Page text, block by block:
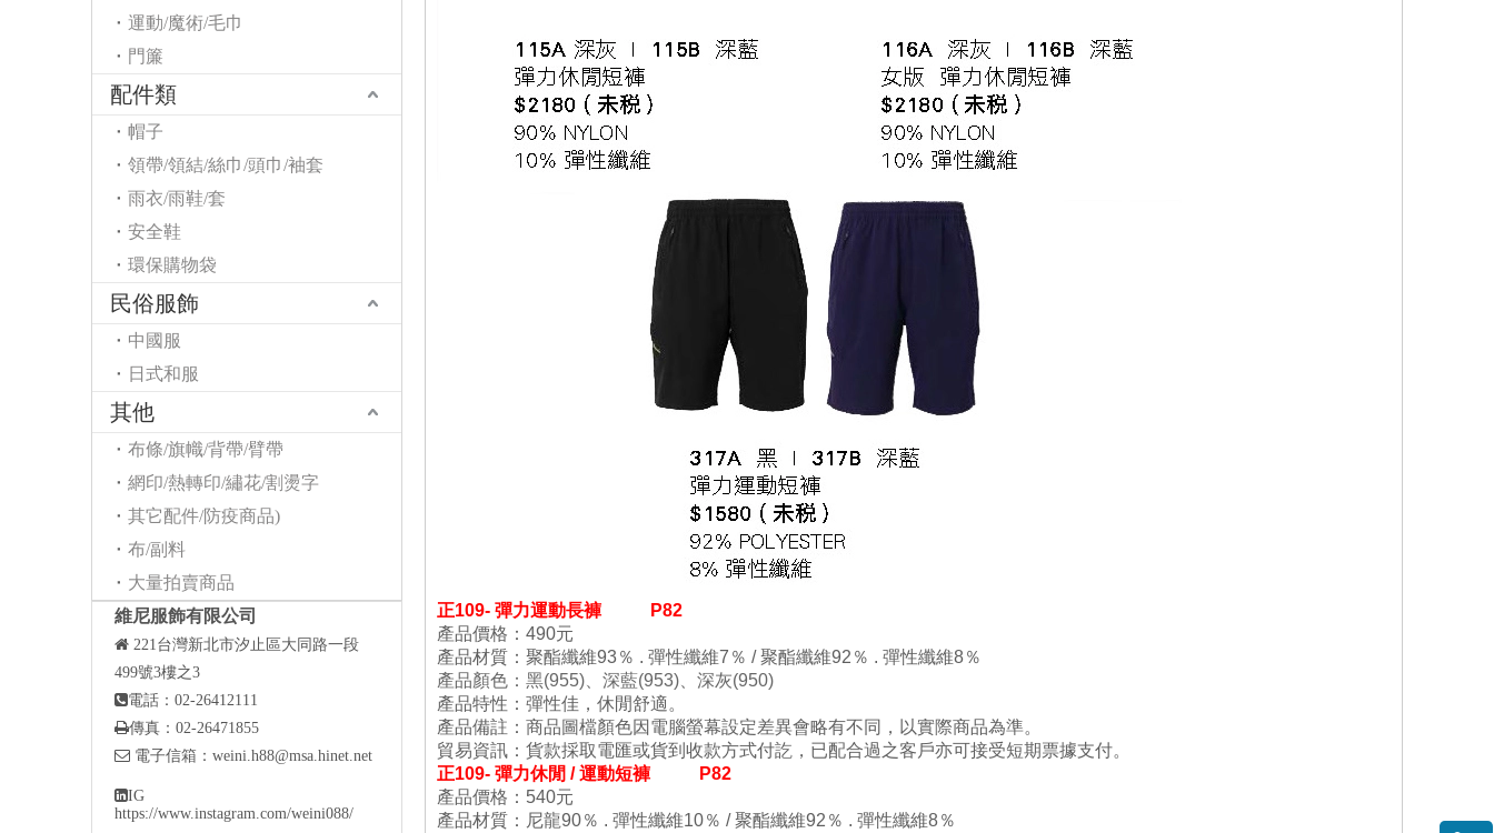
運動/魔術/毛巾
門簾
配件類
帽子
領帶/領結/絲巾/頭巾/袖套
雨衣/雨鞋/套
安全鞋
環保購物袋
民俗服飾
中國服
日式和服
其他
布條/旗幟/背帶/臂帶
網印/熱轉印/繡花/割燙字
其它配件/防疫商品)
布/副料
大量拍賣商品
維尼服飾有限公司
 221台灣新北市汐止區大同路一段
499號3樓之3
電話：02-26412111
傳真：02-26471855
 電子信箱： weini.h88@msa.hinet.net
IG
https://www.instagram.com/weini088/
正109- 彈力運動長褲 P82
產品價格：490元
產品材質： 聚酯纖維93％ . 彈性纖維7 ％ / 聚酯纖維92％ . 彈性纖維8％
產品顏色 ：黑(955)、深藍(953) 、深灰(950)
產品特性：彈性佳 ， 休閒舒適。
產品備註：商品圖檔顏色因電腦螢幕設定差異會略有不同，以實際商品為準。
貿易資訊：貨款採取電匯或貨到收款方式付訖，已配合過之客戶亦可接受短期票據支付。
正109- 彈力休閒 / 運動短褲 P82
產品價格：540元
產品材質： 尼龍90％ . 彈性纖維10％ /聚酯纖維92％ . 彈性纖維8％